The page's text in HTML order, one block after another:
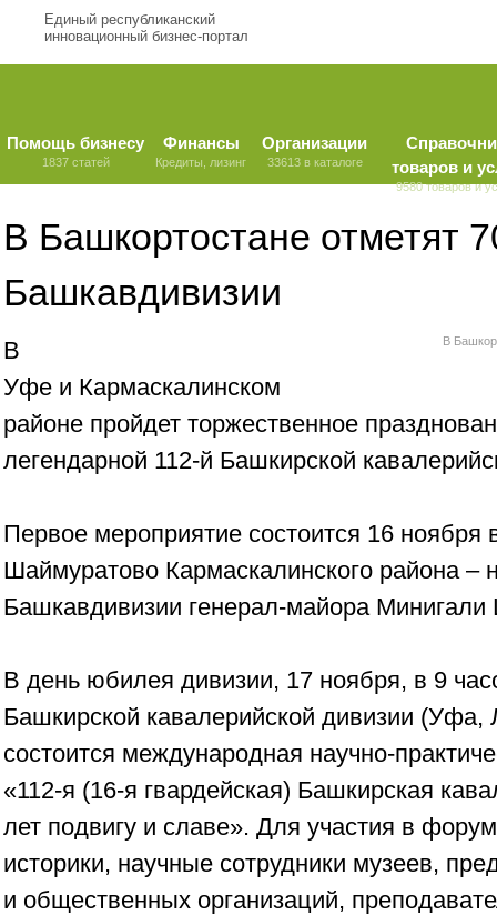
Единый республиканский
инновационный бизнес-портал
Помощь бизнесу
1837 статей
Финансы
Кредиты, лизинг
Организации
33613 в каталоге
товаров и
9580 товаров и
В Башкортостане отметят
Башкавдивизии
В
В
Уфе и Кармаскалинском
районе пройдет торжественное
легендарной 112-й Башкирской
Первое мероприятие состоится 16 ноября
Шаймуратово Кармаскалинского района –
Башкавдивизии генерал-майора
В день юбилея дивизии, 17 ноября, в 9
Башкирской кавалерийской дивизии (Уфа,
состоится международная научно-
«112-я (16-я гвардейская) Башкирская
лет подвигу и славе». Для участия в
историки, научные сотрудники музеев,
и общественных организаций,